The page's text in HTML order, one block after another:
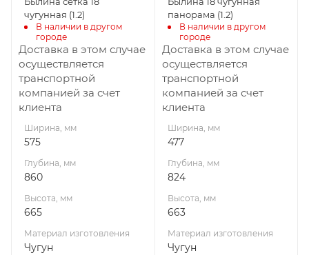
Дрова
Диаметр дымохода,
мм
115
Длина дров, мм
430
110
60
чугунная (1.2)
В наличии в другом
городе
Доставка в этом случае
осуществляется
транспортной
компанией за счет
клиента
Ширина, мм
575
Глубина, мм
860
Высота, мм
665
Материал изготовления
Чугун
Дрова
Диаметр дымохода,
мм
115
Длина дров, мм
430
60
60
панорама (1.2)
В наличии в другом
городе
Доставка в этом случае
осуществляется
транспортной
компанией за счет
клиента
Ширина, мм
477
Глубина, мм
824
Высота, мм
663
Материал изготовления
Чугун